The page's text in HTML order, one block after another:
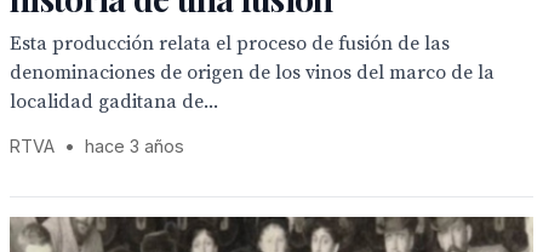
Esta producción relata el proceso de fusión de las
denominaciones de origen de los vinos del marco de la
localidad gaditana de...
RTVA • hace 3 años